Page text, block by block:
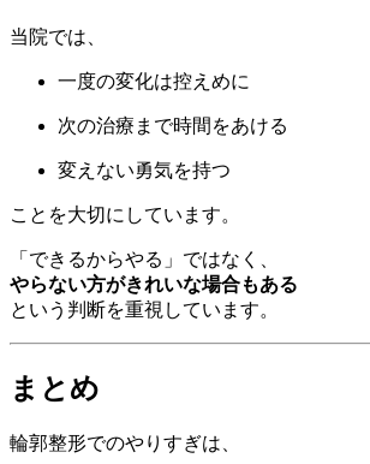
当院では、
一度の変化は控えめに
次の治療まで時間をあける
変えない勇気を持つ
ことを大切にしています。
「できるからやる」ではなく、
やらない方がきれいな場合もある
という判断を重視しています。
まとめ
輪郭整形でのやりすぎは、